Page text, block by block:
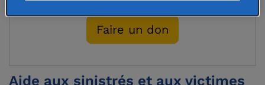
Faire un don
Aide aux sinistrés et aux victimes